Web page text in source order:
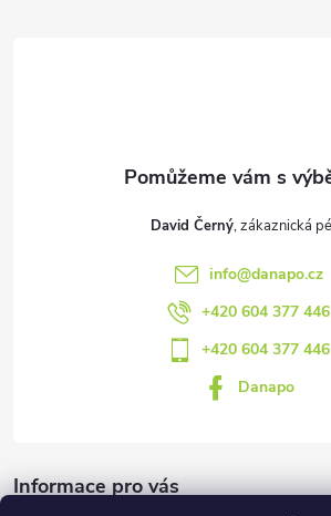
David Černý
info@danapo.cz
+420 604 377 446
+420 604 377 446
Danapo
Informace pro vás